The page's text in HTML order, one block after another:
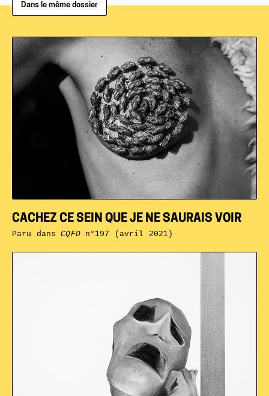
Dans le même dossier
CACHEZ CE SEIN QUE JE NE SAURAIS VOIR
Paru dansCQFDn°197 (avril 2021)